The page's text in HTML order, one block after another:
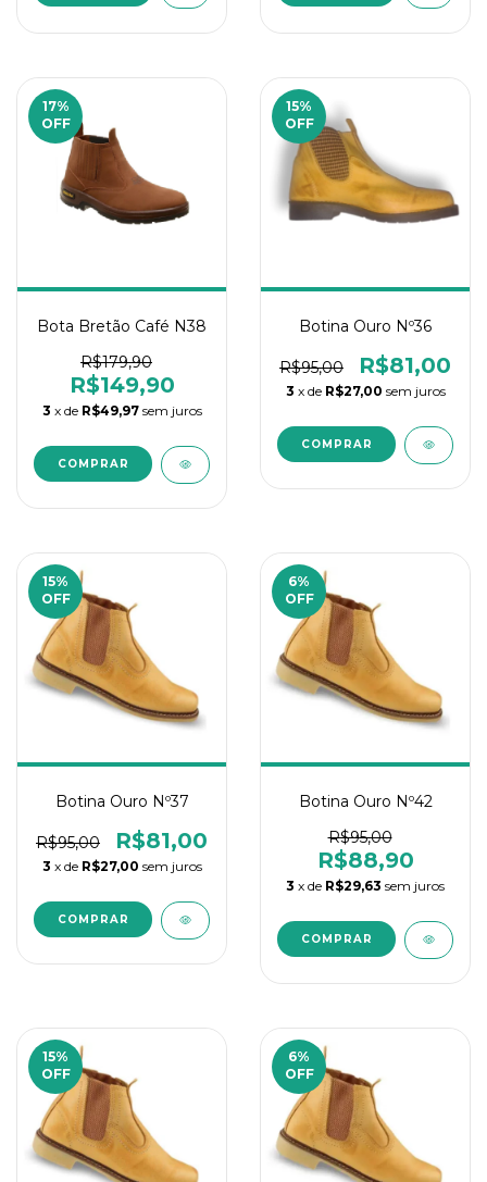
17%
OFF
Bota Bretão Café N38
R$179,90
R$149,90
3 x de R$49,97 sem juros
15%
OFF
Botina Ouro Nº36
R$95,00 R$81,00
3 x de R$27,00 sem juros
15%
OFF
Botina Ouro Nº37
R$95,00 R$81,00
3 x de R$27,00 sem juros
6%
OFF
Botina Ouro Nº42
R$95,00
R$88,90
3 x de R$29,63 sem juros
15%
OFF
6%
OFF